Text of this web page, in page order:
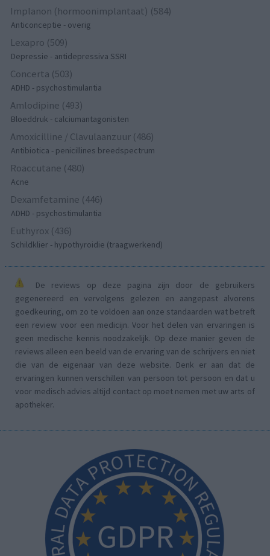
Implanon (hormoonimplantaat) (584)
Anticonceptie - overig
Lexapro (509)
Depressie - antidepressiva SSRI
Concerta (503)
ADHD - psychostimulantia
Amlodipine (493)
Bloeddruk - calciumantagonisten
Amoxicilline / Clavulaanzuur (486)
Antibiotica - penicillines breedspectrum
Roaccutane (480)
Acne
Dexamfetamine (446)
ADHD - psychostimulantia
Euthyrox (436)
Schildklier - hypothyroidie (traagwerkend)
De reviews op deze pagina zijn door de gebruikers
gegenereerd en vervolgens gelezen en aangepast alvorens
goedkeuring, om zo te voldoen aan onze standaarden wat betreft
een review voor een medicijn. Voor het delen van ervaringen is
geen medische kennis noodzakelijk. Op deze manier geven de
reviews alleen een beeld van de ervaring van de schrijvers en niet
die van de eigenaar van deze website. Denk er aan dat de
ervaringen kunnen verschillen van persoon tot persoon en dat u
voor medisch advies altijd contact op moet nemen met uw arts of
apotheker.